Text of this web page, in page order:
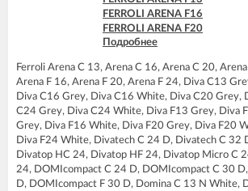
FERROLI DIVAtop micro LN F24
FERROLI DIVAtop micro LN F32
FERROLI DIVAtop ST C24
FERROLI DIVAtop ST C32
FERROLI DIVAtop ST F24
FERROLI DIVAtop ST F32
FERROLI ARENA F16
FERROLI ARENA F20
FERROLI ARENA F24
FERROLI BLUEHELIX TECH
FERROLI BLUEHELIX TECH
FERROLI DIVA C13
FERROLI DIVA C16
FERROLI DIVA C20
FERROLI DIVA C24
FERROLI DIVA F13
FERROLI DIVA F16
FERROLI DIVA F20
Подробнее
Ferroli Arena C 13, Arena C 16, Arena C 20,
Arena F 16, Arena F 20, Arena F 24, Diva C13
Diva C16 Grey, Diva C16 White, Diva C20 Grey,
C24 Grey, Diva C24 White, Diva F13 Grey, Diva
Grey, Diva F16 White, Diva F20 Grey, Diva F20
Diva F24 White, Divatech C 24 D, Divatech C 32
Divatop HC 24, Divatop HF 24, Divatop Micro C
24, DOMIcompact C 24 D, DOMIcompact C 30
D, DOMIcompact F 30 D, Domina C 13 N White,